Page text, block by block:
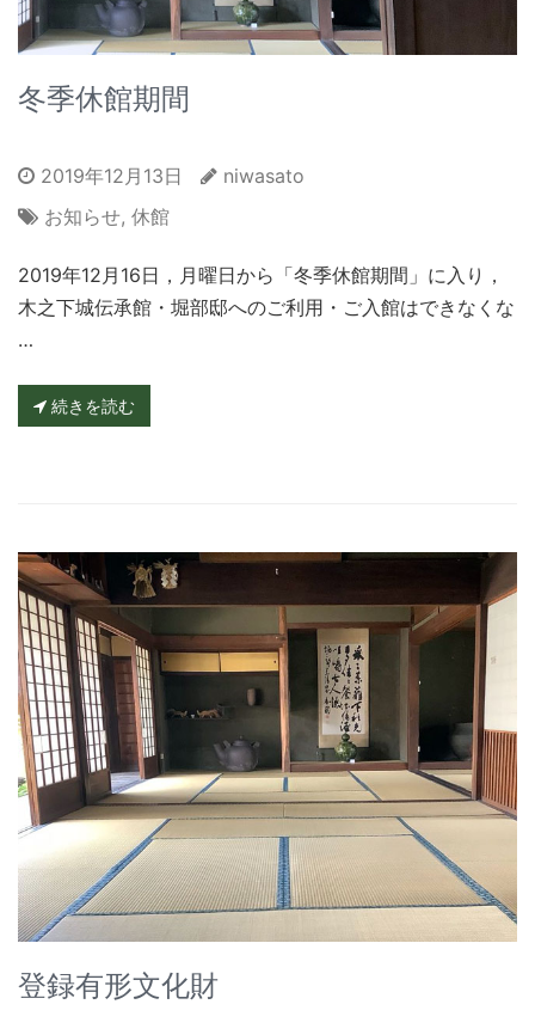
冬季休館期間
2019年12月13日
niwasato
お知らせ, 休館
2019年12月16日，月曜日から「冬季休館期間」に入り，
木之下城伝承館・堀部邸へのご利用・ご入館はできなくな
…
続きを読む
登録有形文化財